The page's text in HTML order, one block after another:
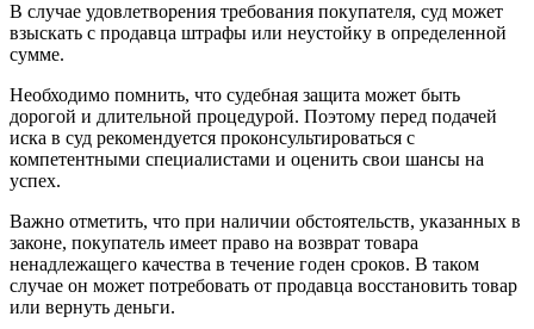
В случае удовлетворения требования покупателя, суд может
взыскать с продавца штрафы или неустойку в определенной
сумме.
Необходимо помнить, что судебная защита может быть
дорогой и длительной процедурой. Поэтому перед подачей
иска в суд рекомендуется проконсультироваться с
компетентными специалистами и оценить свои шансы на
успех.
Важно отметить, что при наличии обстоятельств, указанных в
законе, покупатель имеет право на возврат товара
ненадлежащего качества в течение годен сроков. В таком
случае он может потребовать от продавца восстановить товар
или вернуть деньги.